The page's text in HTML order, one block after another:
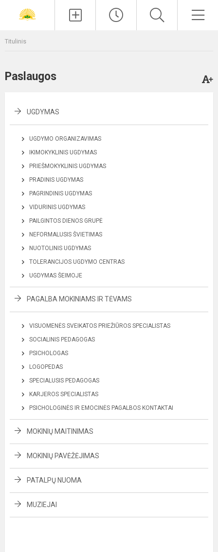
Titulinis
Paslaugos
UGDYMAS
UGDYMO ORGANIZAVIMAS
IKIMOKYKLINIS UGDYMAS
PRIEŠMOKYKLINIS UGDYMAS
PRADINIS UGDYMAS
PAGRINDINIS UGDYMAS
VIDURINIS UGDYMAS
PAILGINTOS DIENOS GRUPĖ
NEFORMALUSIS ŠVIETIMAS
NUOTOLINIS UGDYMAS
TOLERANCIJOS UGDYMO CENTRAS
UGDYMAS ŠEIMOJE
PAGALBA MOKINIAMS IR TĖVAMS
VISUOMENĖS SVEIKATOS PRIEŽIŪROS SPECIALISTAS
SOCIALINIS PEDAGOGAS
PSICHOLOGAS
LOGOPEDAS
SPECIALUSIS PEDAGOGAS
KARJEROS SPECIALISTAS
PSICHOLOGINĖS IR EMOCINĖS PAGALBOS KONTAKTAI
MOKINIŲ MAITINIMAS
MOKINIŲ PAVĖŽĖJIMAS
PATALPŲ NUOMA
MUZIEJAI